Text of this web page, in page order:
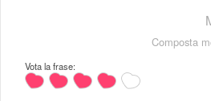
Composta
Vota la frase: